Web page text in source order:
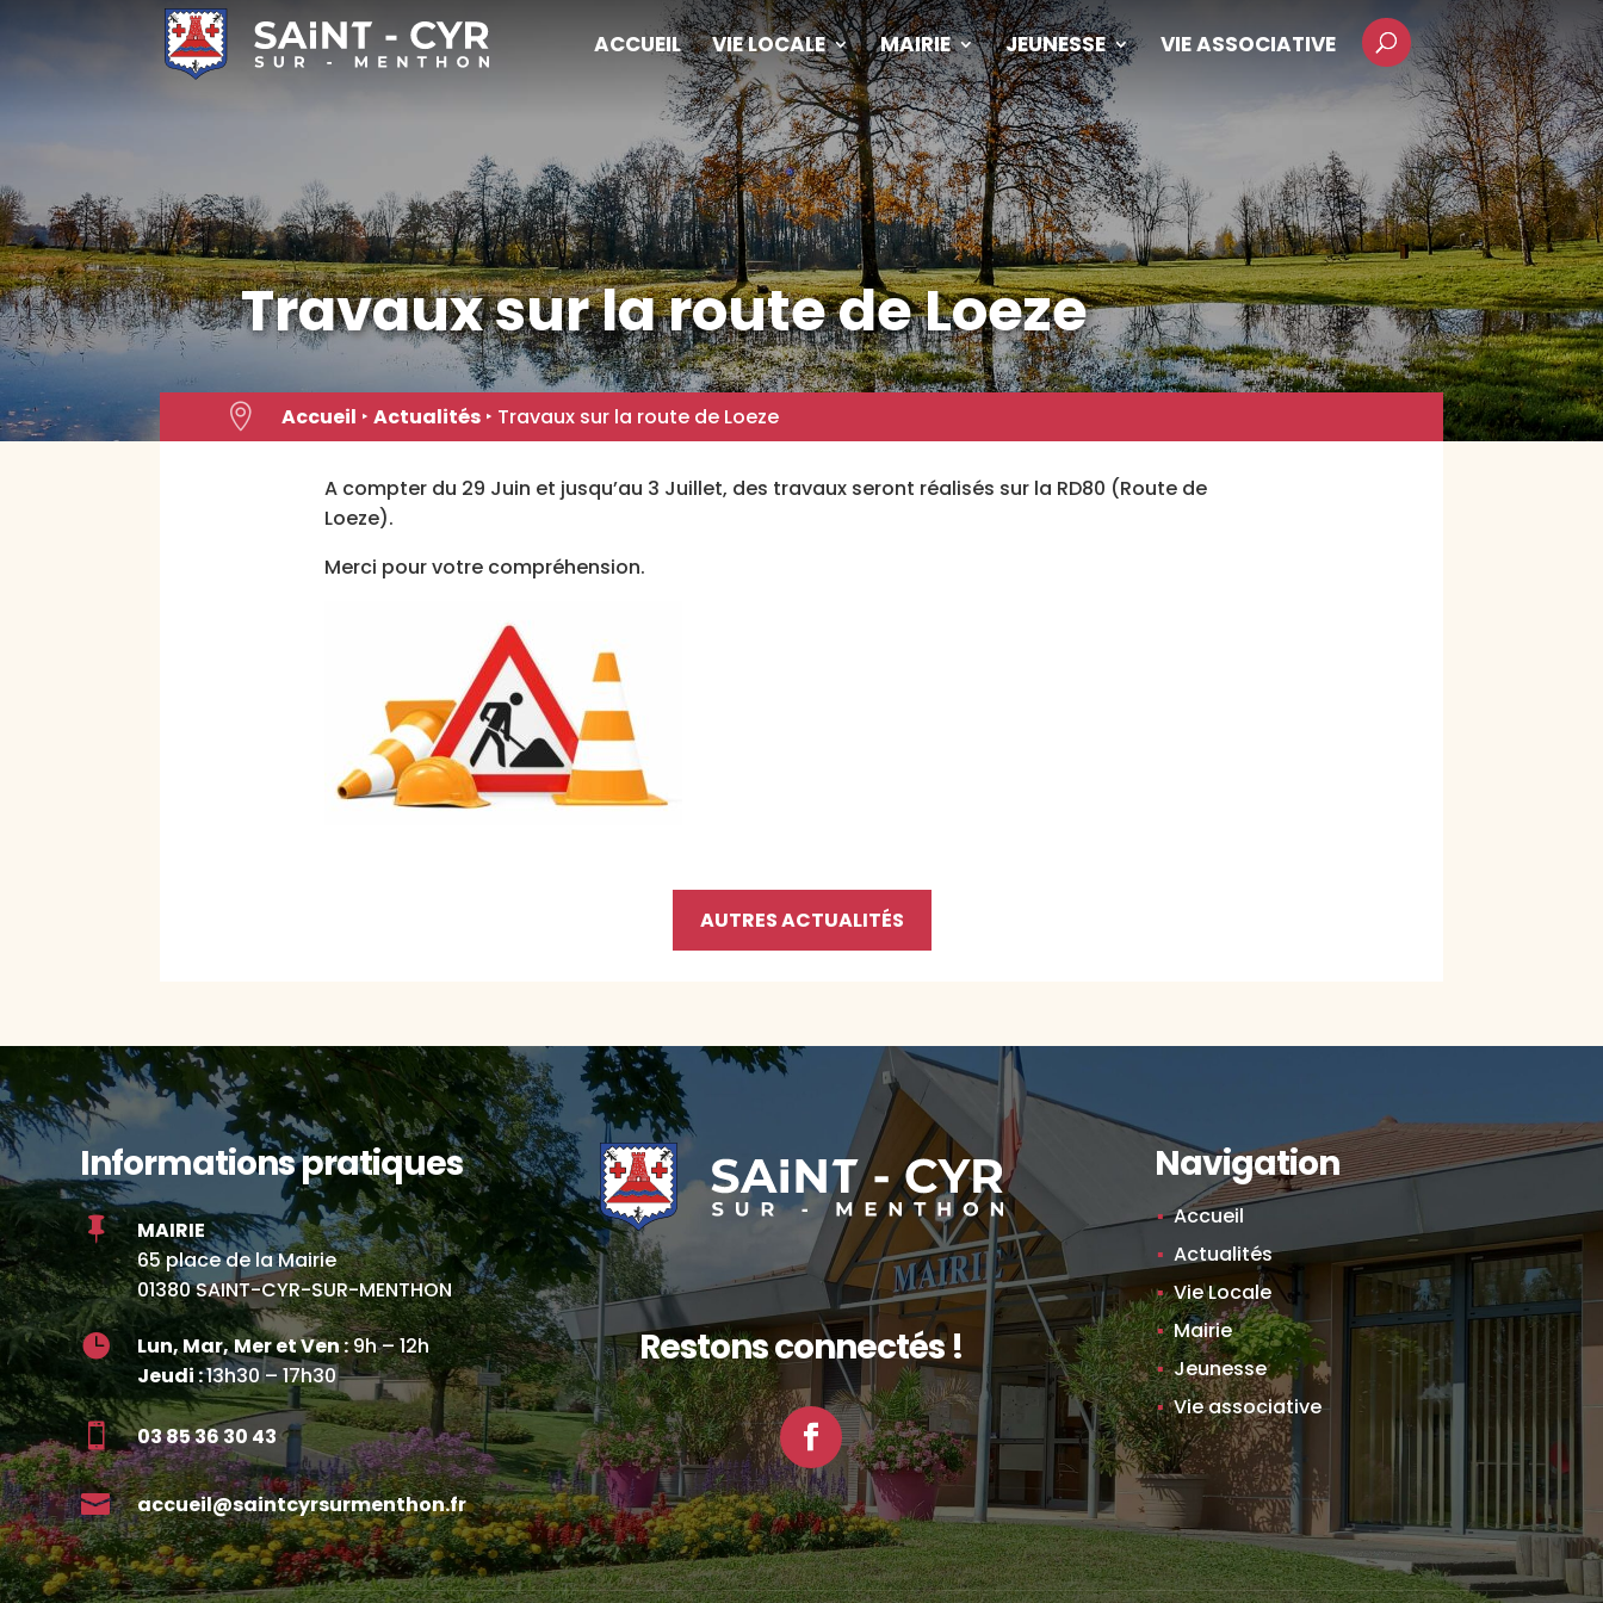
ACCUEIL VIE LOCALE MAIRIE JEUNESSE VIE ASSOCIATIVE
Travaux sur la route de Loeze
 Accueil ‣ Actualités‣ Travaux sur la route de Loeze
A compter du 29 Juin et jusqu’au 3 Juillet, des travaux seront réalisés sur la RD80 (Route de
Loeze).
Merci pour votre compréhension.
AUTRES ACTUALITÉS
Informations pratiques

MAIRIE
65 place de la Mairie
01380 SAINT-CYR-SUR-MENTHON
 Lun, Mar,Mer et Ven :9h – 12h
Jeudi :13h30 – 17h30
 03 85 36 30 43
 accueil@saintcyrsurmenthon.fr
Restons connectés !
Facebook
Navigation
Accueil
Actualités
Vie Locale
Mairie
Jeunesse
Vie associative